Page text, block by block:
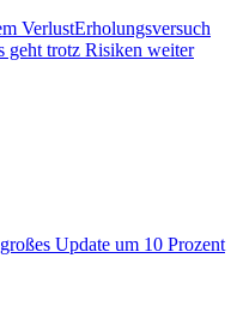
VerlustErholungsversuch
geht trotz Risiken weiter
Update um 10 Prozent